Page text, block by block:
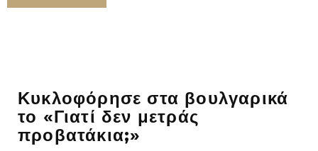
Κυκλοφόρησε στα βουλγαρικά
το «Γιατί δεν μετράς
προβατάκια;»